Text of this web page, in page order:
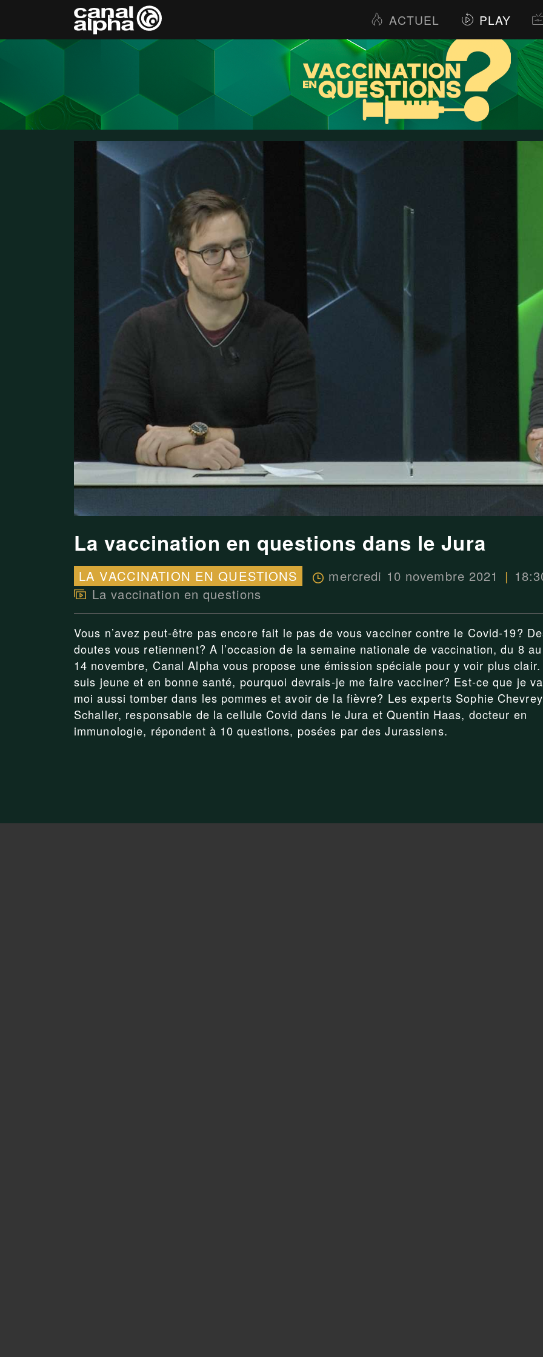
ACTUEL PLAY
La vaccination en questions dans le Jura
LA VACCINATION EN QUESTIONS mercredi 10 novembre 2021
La vaccination en questions
Vous n’avez peut-être pas encore fait le pas de vous vacciner contre le Covid-19?
doutes vous retiennent? A l’occasion de la semaine nationale de vaccination, du 8 au
14 novembre, Canal Alpha vous propose une émission spéciale pour y voir plus clair.
suis jeune et en bonne santé, pourquoi devrais-je me faire vacciner? Est-ce que je
moi aussi tomber dans les pommes et avoir de la fièvre? Les experts Sophie
Schaller, responsable de la cellule Covid dans le Jura et Quentin Haas, docteur en
immunologie, répondent à 10 questions, posées par des Jurassiens.